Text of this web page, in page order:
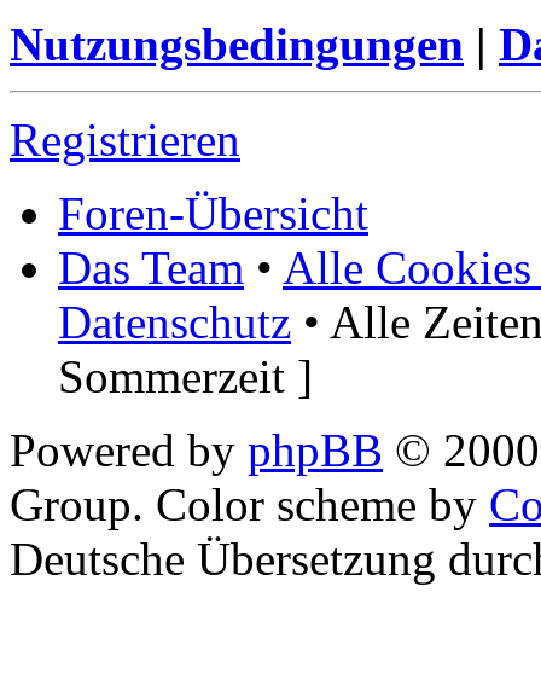
Nutzungsbedingungen |
Registrieren
Foren-Übersicht
Das Team • Alle Cookies
Datenschutz • Alle
Sommerzeit ]
Powered by phpBB ©
Group. Color scheme by
Deutsche Übersetzung